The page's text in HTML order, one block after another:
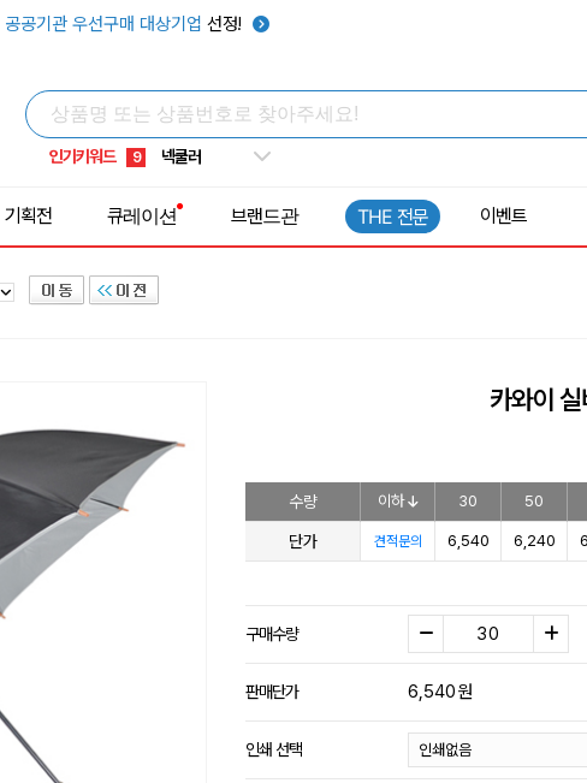
공공기관 우선구매 대상기업 선정!
인기키워드
5 키캡
8 쿨토시
9 넥쿨러
1 선풍기
기획전 큐레이션 브랜드관 THE 전문 이벤트
카와이
수량 이하 30 50
단가 견적문의 6,540 6,240
구매수량
판매단가 6,540원
인쇄 선택